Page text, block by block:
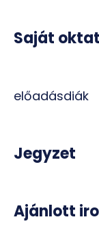
Saját
előadásdiák
Jegyzet
Ajánlott